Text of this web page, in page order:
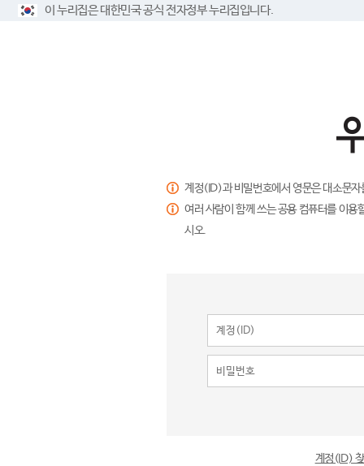
이 누리집은 대한민국 공식 전자정부 누리집입니다.
계정(ID)과 비밀번호에서 영문은 대소문
여러 사람이 함께 쓰는 공용 컴퓨터를 이
시오.
계정(ID)